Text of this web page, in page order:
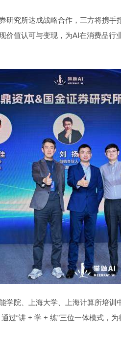
研究所达成战略合作，三方将携手
价值认可与变现，为AI在消费品行
学院、上海大学、上海计算所培训
过“讲 + 学 + 练”三位一体模式，